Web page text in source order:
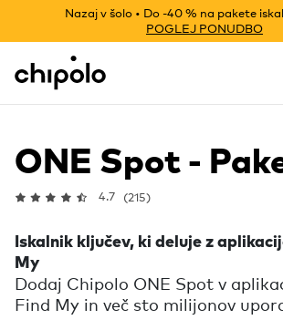
Nazaj v šolo • Do -40 % na pakete
POGLEJ PONUDBO
Chipolo - Home page
ONE Spot -
4.7 (215)
Iskalnik ključev, ki deluje z
My
Dodaj Chipolo ONE Spot v
Find My in več sto milijonov